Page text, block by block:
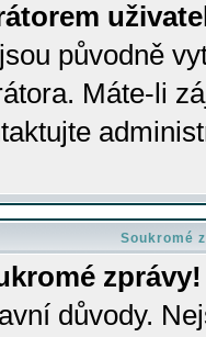
původně
Máte-li
Soukromé
zprávy!
důvody.